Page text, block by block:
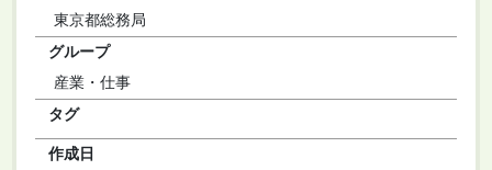
東京都総務局
グループ
産業・仕事
タグ
作成日